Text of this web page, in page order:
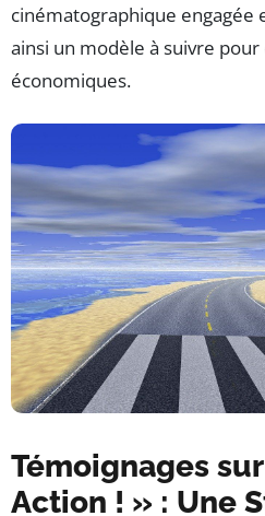
cinématographique engagée
ainsi un modèle à suivre pour
économiques.
Témoignages
Action ! » : Une